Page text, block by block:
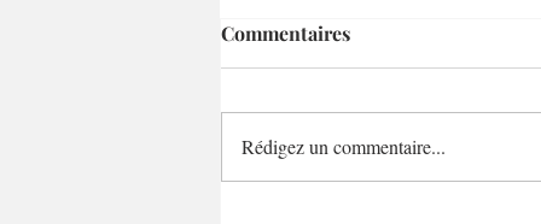
Commentaires
Rédigez un commentaire...